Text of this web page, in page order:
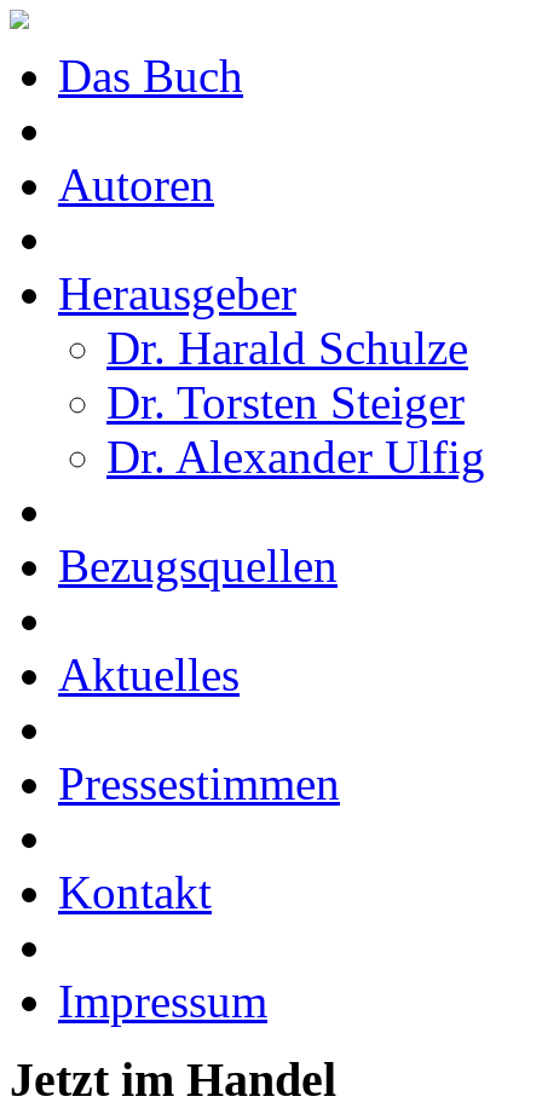
Das Buch
Autoren
Herausgeber
Dr. Harald Schulze
Dr. Torsten Steiger
Dr. Alexander Ulfig
Bezugsquellen
Aktuelles
Pressestimmen
Kontakt
Impressum
Jetzt im Handel